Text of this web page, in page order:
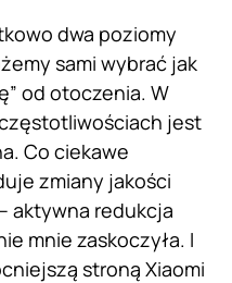
dwa poziomy
sami wybrać jak
od otoczenia. W
jest
Co ciekawe
zmiany jakości
aktywna redukcja
mnie zaskoczyła. I
stroną Xiaomi